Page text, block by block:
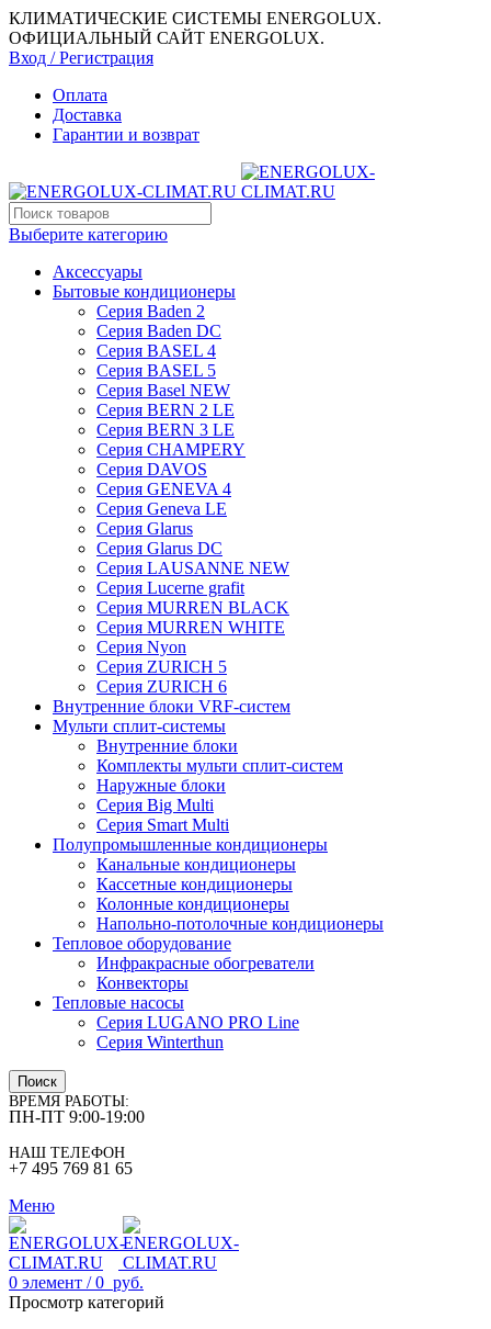
КЛИМАТИЧЕСКИЕ СИСТЕМЫ ENERGOLUX.
ОФИЦИАЛЬНЫЙ САЙТ ENERGOLUX.
Вход / Регистрация
Оплата
Доставка
Гарантии и возврат
Выберите категорию
Аксессуары
Бытовые кондиционеры
Серия Baden 2
Серия Baden DC
Серия BASEL 4
Серия BASEL 5
Серия Basel NEW
Серия BERN 2 LE
Серия BERN 3 LE
Серия CHAMPERY
Серия DAVOS
Серия GENEVA 4
Серия Geneva LE
Серия Glarus
Серия Glarus DC
Серия LAUSANNE NEW
Серия Lucerne grafit
Серия MURREN BLACK
Серия MURREN WHITE
Серия Nyon
Серия ZURICH 5
Серия ZURICH 6
Внутренние блоки VRF-систем
Мульти сплит-системы
Внутренние блоки
Комплекты мульти сплит-систем
Наружные блоки
Серия Big Multi
Серия Smart Multi
Полупромышленные кондиционеры
Канальные кондиционеры
Кассетные кондиционеры
Колонные кондиционеры
Напольно-потолочные кондиционеры
Тепловое оборудование
Инфракрасные обогреватели
Конвекторы
Тепловые насосы
Серия LUGANO PRO Line
Серия Winterthun
Поиск
ВРЕМЯ РАБОТЫ:
ПН-ПТ 9:00-19:00
НАШ ТЕЛЕФОН
+7 495 769 81 65
Меню
0 элемент / 0 руб.
Просмотр категорий